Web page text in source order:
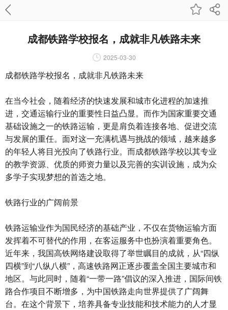
成都铁路学校报名，成就非凡铁路未来
2025-03-30
成都铁路学校报名，成就非凡铁路未来
在当今社会，随着经济的快速发展和城市化进程的加速推
进，交通运输行业的重要性日益凸显。而作为国家重要交通
基础设施之一的铁路运输，更是肩负着连接各地、促进交流
与发展的重任。面对这一充满机遇与挑战的领域，越来越多
的年轻人将目光投向了铁路行业。而成都铁路学校以其专业
的教学资源、优质的师资力量以及完善的实训设施，成为众
多学子实现梦想的首选之地。
铁路行业的广阔前景
铁路运输业作为国民经济的基础产业，不仅在货物运输方面
发挥着不可替代的作用，在客运服务中也扮演着重要角色。
近年来，我国高铁网络建设取得了举世瞩目的成就，从“四纵
四横”到“八纵八横”，高速铁路网正逐步覆盖全国主要城市和
地区。与此同时，随着“一带一路”倡议的深入推进，国际间铁
路合作项目不断增多，为中国铁路走向世界提供了广阔舞
台。在这个背景下，培养具备专业技能和技术能力的人才显